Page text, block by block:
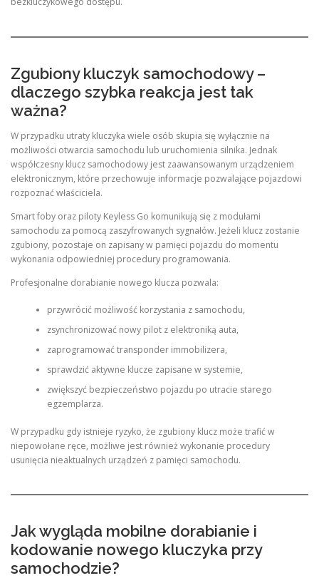
Zgubiony kluczyk samochodowy –
dlaczego szybka reakcja jest tak
ważna?
W przypadku utraty kluczyka wiele osób skupia się wyłącznie na
możliwości otwarcia samochodu lub uruchomienia silnika. Jednak
współczesny klucz samochodowy jest zaawansowanym urządzeniem
elektronicznym, które przechowuje informacje pozwalające pojazdowi
rozpoznać właściciela.
Smart foby oraz piloty Keyless Go komunikują się z modułami
samochodu za pomocą zaszyfrowanych sygnałów. Jeżeli klucz zostanie
zgubiony, pozostaje on zapisany w pamięci pojazdu do momentu
wykonania odpowiedniej procedury programowania.
Profesjonalne dorabianie nowego klucza pozwala:
przywrócić możliwość korzystania z samochodu,
zsynchronizować nowy pilot z elektroniką auta,
zaprogramować transponder immobilizera,
sprawdzić aktywne klucze zapisane w systemie,
zwiększyć bezpieczeństwo pojazdu po utracie starego
egzemplarza.
W przypadku gdy istnieje ryzyko, że zgubiony klucz może trafić w
niepowołane ręce, możliwe jest również wykonanie procedury
usunięcia nieaktualnych urządzeń z pamięci samochodu.
Jak wygląda mobilne dorabianie i
kodowanie nowego kluczyka przy
samochodzie?